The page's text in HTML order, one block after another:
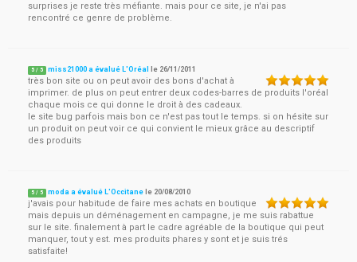
surprises je reste très méfiante. mais pour ce site, je n'ai pas
rencontré ce genre de problème.
5 / 5 miss21000 a évalué L'Oréal le 26/11/2011
très bon site ou on peut avoir des bons d'achat à
imprimer. de plus on peut entrer deux codes-barres de produits l'oréal
chaque mois ce qui donne le droit à des cadeaux.
le site bug parfois mais bon ce n'est pas tout le temps. si on hésite sur
un produit on peut voir ce qui convient le mieux grâce au descriptif
des produits
5 / 5 moda a évalué L'Occitane le 20/08/2010
j'avais pour habitude de faire mes achats en boutique
mais depuis un déménagement en campagne, je me suis rabattue
sur le site. finalement à part le cadre agréable de la boutique qui peut
manquer, tout y est. mes produits phares y sont et je suis trés
satisfaite!